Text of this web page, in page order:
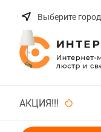
Выберите город
АКЦИЯ!!!